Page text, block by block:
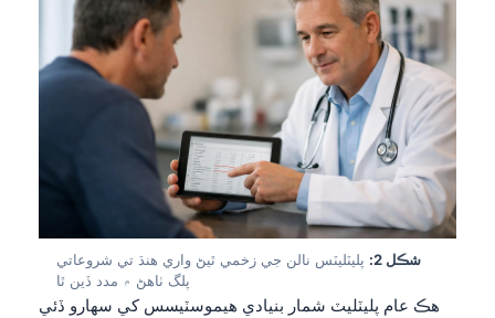
شڪل 2:
پليٽليٽس نالن جي زخمي ٿيڻ واري هنڌ تي شروعاتي
پلگ ٺاهڻ ۾ مدد ڏين ٿا
هڪ عام پليٽليٽ شمار بنيادي هيموسٽيسس کي سهارو ڏئي